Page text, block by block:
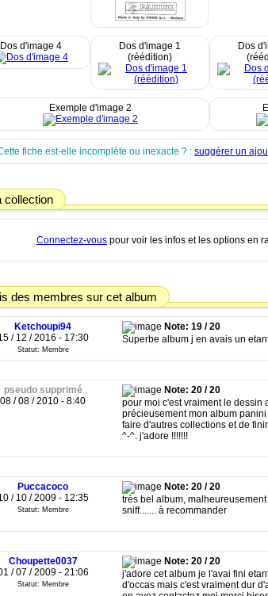
Dos d'image 4
Dos d'image 1
(réédition)
Dos
Exemple d'image 2
fiche est-elle incomplète ou inexacte ? : suggérer un
collection
Connectez-vous pour voir les infos et les options en
des membres sur cet album
Ketchoupi94
/ 12 / 2016 - 17:30
Statut: Membre
Note: 19 / 20
Superbe album j en avais un
pseudo supprimé
08 / 08 / 2010 - 8:40
Note: 20 / 20
pour moi c'est vraiment le dessin
précieusement mon album
faire d'autres collections et de
^-^. j'adore !!!!!!!
Puccacoco
/ 10 / 2009 - 12:35
Statut: Membre
Note: 20 / 20
très bel album,
sniff....... à recommander
Choupette0037
/ 07 / 2009 - 21:06
Statut: Membre
Note: 20 / 20
j'adore cet album je l'avai fini
d'occas mais c'est vraiment dur